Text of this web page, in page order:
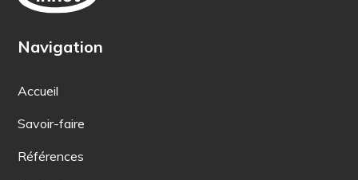
Navigation
Accueil
Savoir-faire
Références